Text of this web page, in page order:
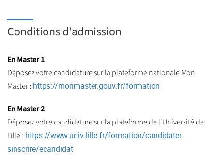
Conditions d'admission
En Master 1
Déposez votre candidature sur la plateforme nationale Mon
Master : https://monmaster.gouv.fr/formation
En Master 2
Déposez votre candidature sur la plateforme de l'Université de
Lille : https://www.univ-lille.fr/formation/candidater-
sinscrire/ecandidat